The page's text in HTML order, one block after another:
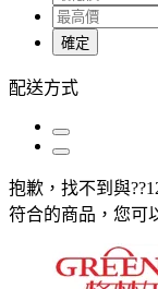
確定
配送方式
抱歉， 找不到與
符合的商品，您可